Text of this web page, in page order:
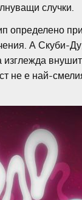
случки.
определено
А Скуби-
не е най-